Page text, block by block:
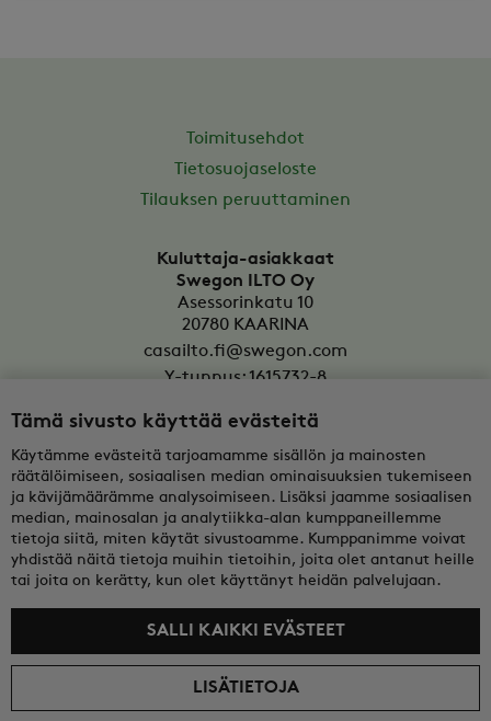
Toimitusehdot
Tietosuojaseloste
Tilauksen peruuttaminen
Kuluttaja-asiakkaat
Swegon ILTO Oy
Asessorinkatu 10
20780 KAARINA
casailto.fi@swegon.com
Y-tunnus: 1615732-8
Yritysasiakkaat
Oy Swegon Ab
Bertel Jungin aukio 7
FI-02600 ESPOO
tekninentuki@swegon.fi
Y-tunnus: 0108352-2
© 2026 Swegon ILTO Oy
Hinnat sisältävät arvonlisäveron. Kuluttajat
Tämä sivusto käyttää evästeitä
Käytämme evästeitä tarjoamamme sisällön ja mainosten
räätälöimiseen, sosiaalisen median ominaisuuksien tukemiseen
ja kävijämäärämme analysoimiseen. Lisäksi jaamme sosiaalisen
median, mainosalan ja analytiikka-alan kumppaneillemme
tietoja siitä, miten käytät sivustoamme. Kumppanimme voivat
yhdistää näitä tietoja muihin tietoihin, joita olet antanut heille
tai joita on kerätty, kun olet käyttänyt heidän palvelujaan.
SALLI KAIKKI EVÄSTEET
LISÄTIETOJA